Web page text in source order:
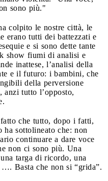
sono più."
colpito le nostre città, le
erano tutti dei battezzati e
e si sono dette tante
show fiumi di analisi e
inattese, l’analisi della
e il futuro: i bambini, che
della perversione
anzi tutto l’opposto,
che tutto, dopo i fatti,
ha sottolineato che: non
continuare a dare voce
non ci sono più. Una
targa di ricordo, una
Basta che non si “grida”.